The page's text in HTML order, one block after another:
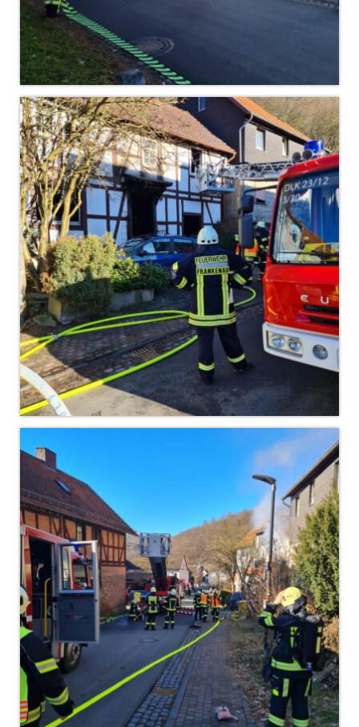
Jahresrückblick 2020
Jahresrückblick 2021
Jahresrückblick 2022
Jahresrückblick 2023
Jahresrückblick 2024
Tag der offenen Tür 2015
Tag der offenen Tür 2018
Tag der offenen Tür 2022